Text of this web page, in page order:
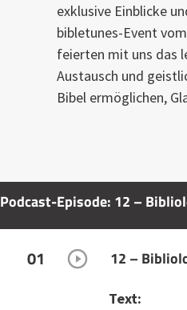
exklusive Einblicke
bibletunes-Event
feierten mit uns das
Austausch und
Bibel ermöglichen,
Podcast-Episode: 12 –
01 12 –
Text: